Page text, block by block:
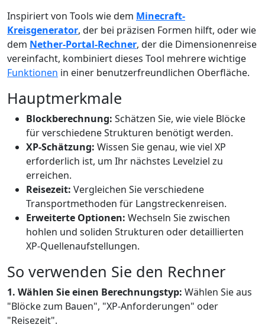
Inspiriert von Tools wie dem Minecraft-
Kreisgenerator, der bei präzisen Formen hilft, oder wie
dem Nether-Portal-Rechner, der die Dimensionenreise
vereinfacht, kombiniert dieses Tool mehrere wichtige
Funktionen in einer benutzerfreundlichen Oberfläche.
Hauptmerkmale
Blockberechnung: Schätzen Sie, wie viele Blöcke
für verschiedene Strukturen benötigt werden.
XP-Schätzung: Wissen Sie genau, wie viel XP
erforderlich ist, um Ihr nächstes Levelziel zu
erreichen.
Reisezeit: Vergleichen Sie verschiedene
Transportmethoden für Langstreckenreisen.
Erweiterte Optionen: Wechseln Sie zwischen
hohlen und soliden Strukturen oder detaillierten
XP-Quellenaufstellungen.
So verwenden Sie den Rechner
1. Wählen Sie einen Berechnungstyp: Wählen Sie aus
"Blöcke zum Bauen", "XP-Anforderungen" oder
"Reisezeit".